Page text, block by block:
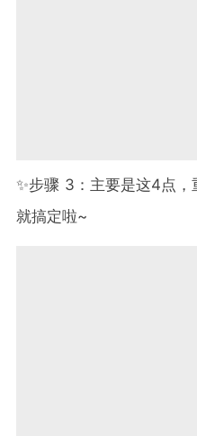
✨步骤 3：主要是这4点
就搞定啦~